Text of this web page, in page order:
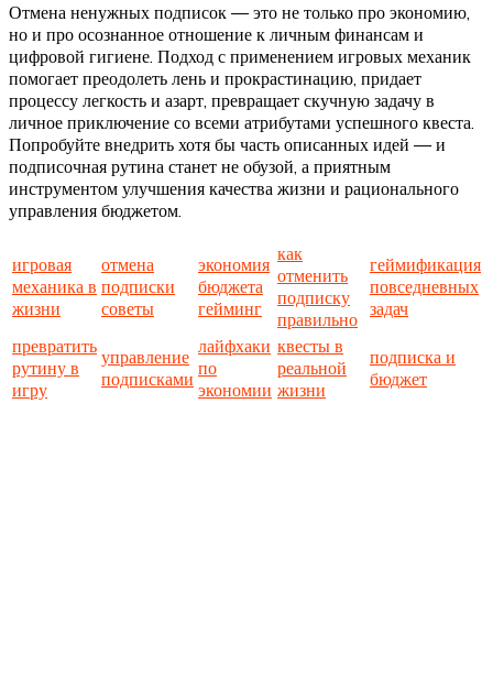
Отмена ненужных подписок — это не только про экономию,
но и про осознанное отношение к личным финансам и
цифровой гигиене. Подход с применением игровых механик
помогает преодолеть лень и прокрастинацию, придает
процессу легкость и азарт, превращает скучную задачу в
личное приключение со всеми атрибутами успешного квеста.
Попробуйте внедрить хотя бы часть описанных идей — и
подписочная рутина станет не обузой, а приятным
инструментом улучшения качества жизни и рационального
управления бюджетом.
игровая
механика в
жизни
отмена
подписки
советы
экономия
бюджета
гейминг
как
отменить
подписку
правильно
геймификация
повседневных
задач
превратить
рутину в
игру
управление
подписками
лайфхаки
по
экономии
квесты в
реальной
жизни
подписка и
бюджет